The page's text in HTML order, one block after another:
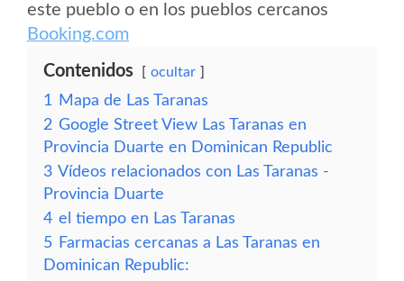
este pueblo o en los pueblos cercanos
Booking.com
Contenidos ocultar
1
Mapa de Las Taranas
2 Google Street View Las Taranas en
Provincia Duarte en Dominican Republic
3 Vídeos relacionados con Las Taranas -
Provincia Duarte
4 el tiempo en Las Taranas
5 Farmacias cercanas a Las Taranas en
Dominican Republic: